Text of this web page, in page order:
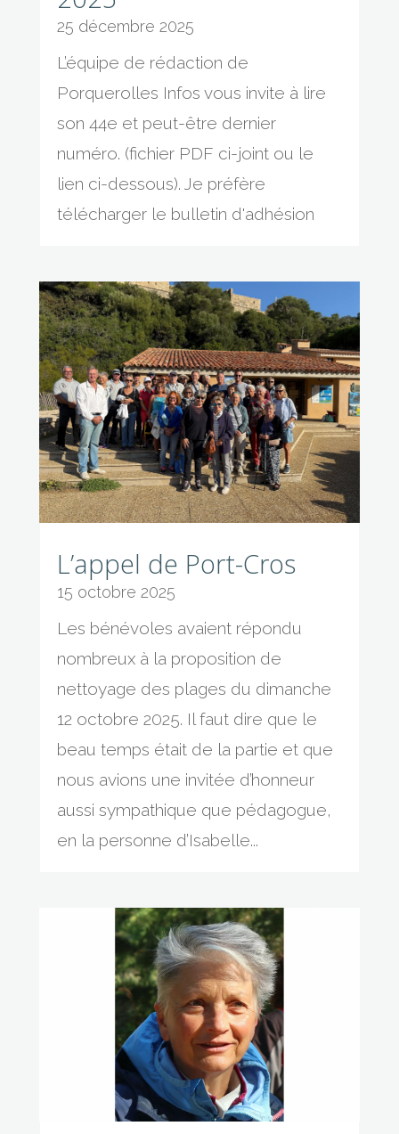
25 décembre 2025
L’équipe de rédaction de
Porquerolles Infos vous invite à lire
son 44e et peut-être dernier
numéro. (fichier PDF ci-joint ou le
lien ci-dessous). Je préfère
télécharger le bulletin d'adhésion
L’appel de Port-Cros
15 octobre 2025
Les bénévoles avaient répondu
nombreux à la proposition de
nettoyage des plages du dimanche
12 octobre 2025. Il faut dire que le
beau temps était de la partie et que
nous avions une invitée d’honneur
aussi sympathique que pédagogue,
en la personne d’Isabelle...